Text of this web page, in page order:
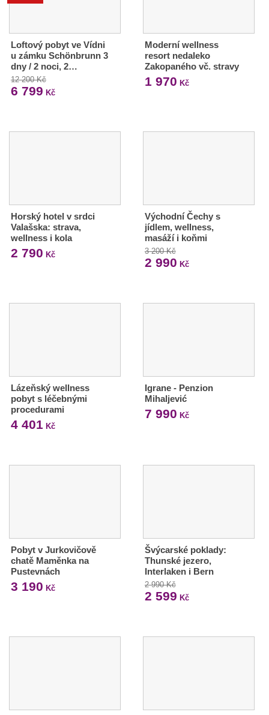
Loftový pobyt ve Vídni
u zámku Schönbrunn 3
dny / 2 noci, 2…
12 200 Kč
6 799 Kč
Moderní wellness
resort nedaleko
Zakopaného vč. stravy
1 970 Kč
Horský hotel v srdci
Valašska: strava,
wellness i kola
2 790 Kč
Východní Čechy s
jídlem, wellness,
masáží i koňmi
3 200 Kč
2 990 Kč
Lázeňský wellness
pobyt s léčebnými
procedurami
4 401 Kč
Igrane - Penzion
Mihaljević
7 990 Kč
Pobyt v Jurkovičově
chatě Maměnka na
Pustevnách
3 190 Kč
Švýcarské poklady:
Thunské jezero,
Interlaken i Bern
2 990 Kč
2 599 Kč